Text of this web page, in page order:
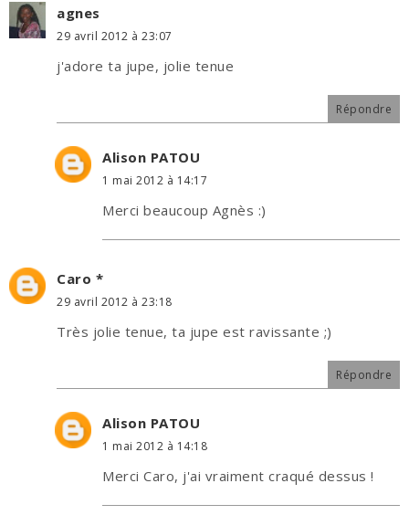
agnes
29 avril 2012 à 23:07
j'adore ta jupe, jolie tenue
Répondre
Alison PATOU
1 mai 2012 à 14:17
Merci beaucoup Agnès :)
Caro *
29 avril 2012 à 23:18
Très jolie tenue, ta jupe est ravissante ;)
Répondre
Alison PATOU
1 mai 2012 à 14:18
Merci Caro, j'ai vraiment craqué dessus !